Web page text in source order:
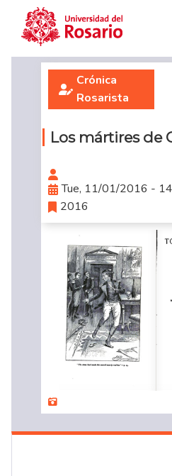
Skip to main content
Crónica
Rosarista
Los mártires de
Tue, 11/01/2016 -
2016